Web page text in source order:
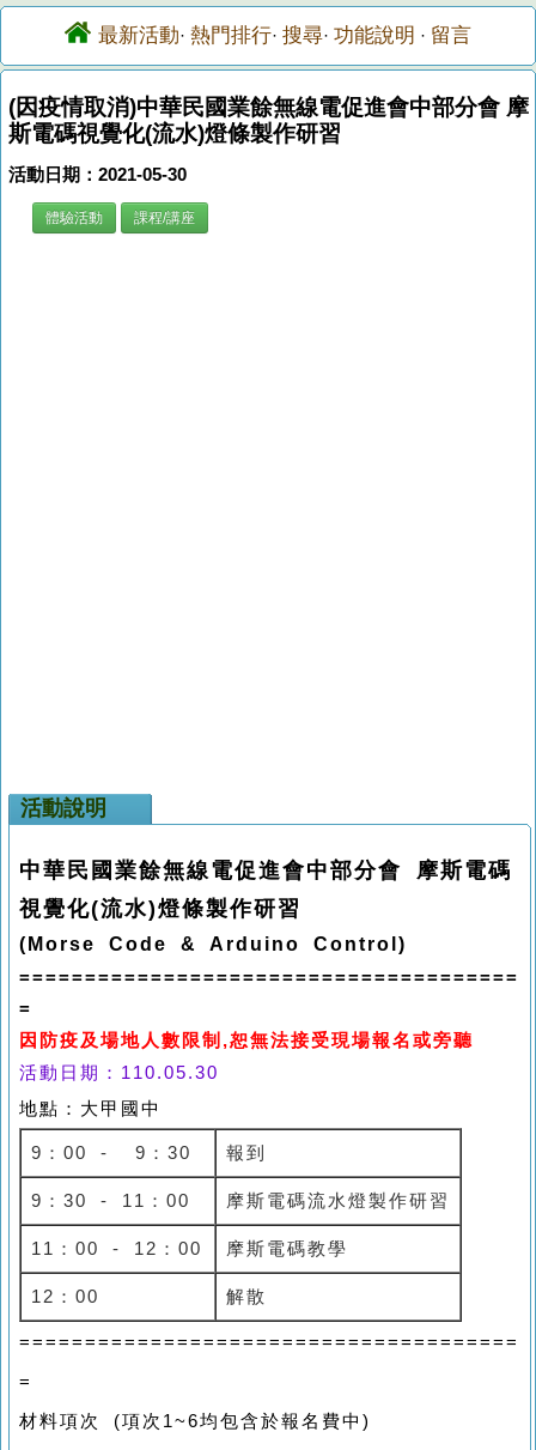
最新活動· 熱門排行· 搜尋· 功能說明 · 留言
(因疫情取消)中華民國業餘無線電促進會中部分會 摩
斯電碼視覺化(流水)燈條製作研習
活動日期：2021-05-30
體驗活動 課程/講座
活動說明
中華民國業餘無線電促進會中部分會 摩斯電碼
視覺化(流水)燈條製作研習
(Morse Code & Arduino Control)
======================================
=
因防疫及場地人數限制,恕無法接受現場報名或旁聽
活動日期：110.05.30
地點：大甲國中
9：00 - 9：30 報到
9：30 - 11：00 摩斯電碼流水燈製作研習
11：00 - 12：00 摩斯電碼教學
12：00 解散
======================================
=
材料項次 (項次 1~6均包含於報名費中)